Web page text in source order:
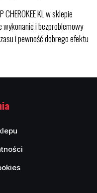
KL w sklepie
i bezproblemowy
i pewność dobrego efektu